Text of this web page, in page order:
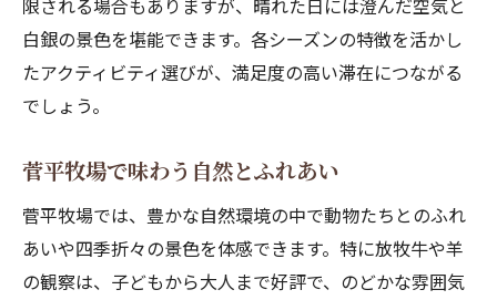
限される場合もありますが、晴れた日には澄んだ空気と
白銀の景色を堪能できます。各シーズンの特徴を活かし
たアクティビティ選びが、満足度の高い滞在につながる
でしょう。
菅平牧場で味わう自然とふれあい
菅平牧場では、豊かな自然環境の中で動物たちとのふれ
あいや四季折々の景色を体感できます。特に放牧牛や羊
の観察は、子どもから大人まで好評で、のどかな雰囲気